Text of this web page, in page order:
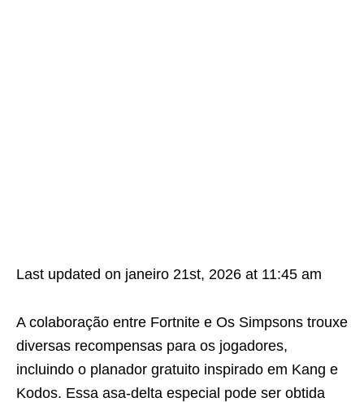
Last updated on janeiro 21st, 2026 at 11:45 am
A colaboração entre Fortnite e Os Simpsons trouxe
diversas recompensas para os jogadores,
incluindo o planador gratuito inspirado em Kang e
Kodos. Essa asa-delta especial pode ser obtida